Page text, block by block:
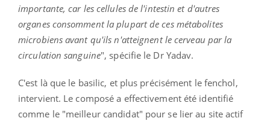
importante, car les cellules de l'intestin et d'autres
organes consomment la plupart de ces métabolites
microbiens avant qu'ils n'atteignent le cerveau par la
circulation sanguine", spécifie le Dr Yadav.
C'est là que le basilic, et plus précisément le fenchol,
intervient. Le composé a effectivement été identifié
comme le "meilleur candidat" pour se lier au site actif